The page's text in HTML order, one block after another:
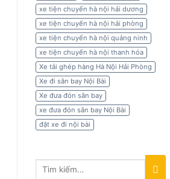
xe tiện chuyến hà nội hải dương
xe tiện chuyến hà nội hải phòng
xe tiện chuyến hà nội quảng ninh
xe tiện chuyến hà nội thanh hóa
Xe tải ghép hàng Hà Nội Hải Phòng
Xe đi sân bay Nội Bài
Xe đưa đón sân bay
xe đưa đón sân bay Nội Bài
đặt xe đi nội bài